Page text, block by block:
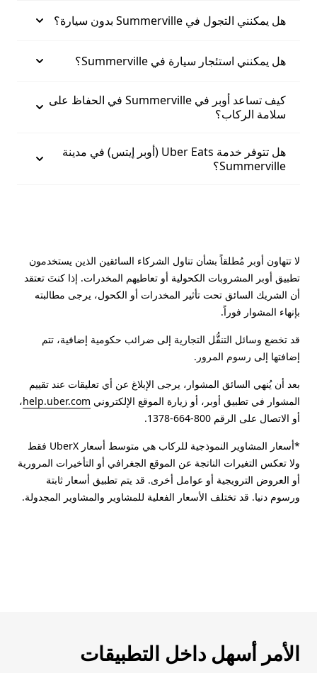
هل يمكنني التجول في Summerville بدون سيارة؟
هل يمكنني استئجار سيارة في Summerville؟
كيف تساعد أوبر في Summerville في الحفاظ على
سلامة الركاب؟
هل تتوفر خدمة Uber Eats (أوبر إيتس) في مدينة
Summerville؟
لا تتهاون أوبر مُطلقاً بشأن تناول الشركاء السائقين الذين يستخدمون
تطبيق أوبر المشروبات الكحولية أو تعاطيهم المخدرات. إذا كنتَ تعتقد
أن الشريك السائق تحت تأثير المخدرات أو الكحول، يرجى مطالبته
بإنهاء المشوار فوراً.
قد تخضع وسائل التنقُّل التجارية إلى ضرائب حكومية إضافية، تتم
إضافتها إلى رسوم المرور.
بعد أن يُنهي السائق المشوار، يرجى الإبلاغ عن أي تعليقات عند تقييم
المشوار في تطبيق أوبر، أو زيارة الموقع الإلكتروني help.uber.com،
أو الاتصال على الرقم 800-664-1378.
*أسعار المشاوير النموذجية للركاب هي متوسط أسعار UberX فقط
ولا تعكس التغيرات الناتجة عن الموقع الجغرافي أو التأخيرات المرورية
أو العروض الترويجية أو عوامل أخرى. قد يتم تطبيق أسعار ثابتة
ورسوم دنيا. قد تختلف الأسعار الفعلية للمشاوير والمشاوير المجدولة.
الأمر أسهل داخل التطبيقات